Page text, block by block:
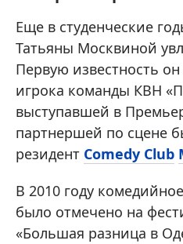
Еще в студенческие
Татьяны Москвиной
Первую известность
игрока команды КВН
выступавшей в
партнершей по сцене
резидент Comedy Club
В 2010 году
было отмечено на
«Большая разница в